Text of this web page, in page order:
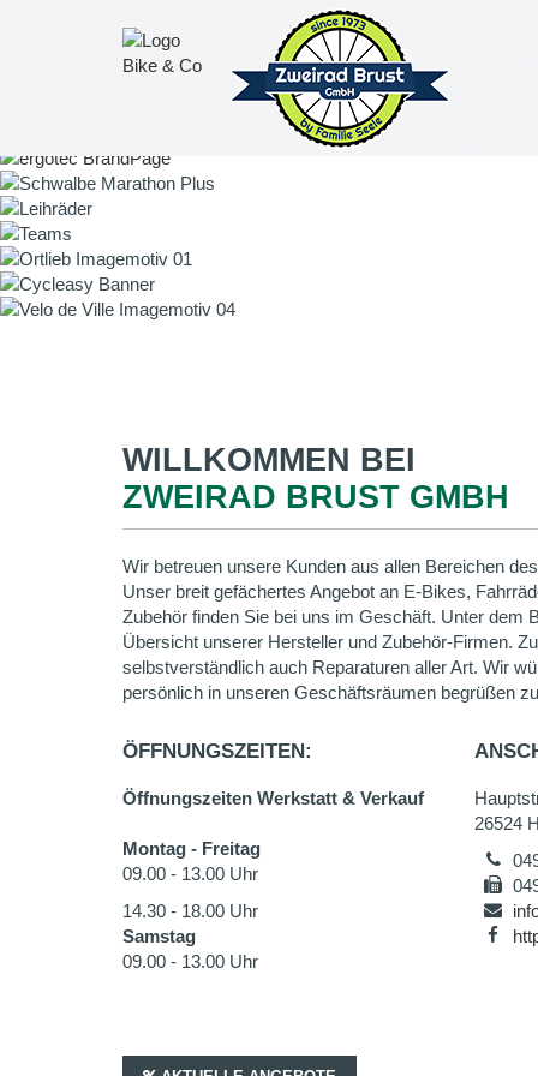
WILLKOMMEN BEI
ZWEIRAD BRUST GMBH
Wir betreuen unsere Kunden aus allen Bereichen
Unser breit gefächertes Angebot an E-Bikes,
Zubehör finden Sie bei uns im Geschäft. Unter dem
Übersicht unserer Hersteller und Zubehör-Firmen.
selbstverständlich auch Reparaturen aller Art. Wir
persönlich in unseren Geschäftsräumen begrüßen
ÖFFNUNGSZEITEN:
Öffnungszeiten Werkstatt & Verkauf
Montag - Freitag
09.00 - 13.00 Uhr
14.30 - 18.00 Uhr
Samstag
09.00 - 13.00 Uhr
26524